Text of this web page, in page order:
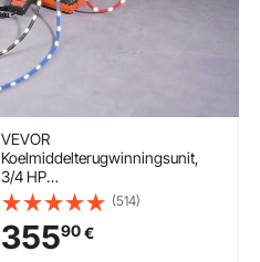
VEVOR
Koelmiddelterugwinningsunit,
3/4 HP
Koelmiddelterugwinningsmachin
e 220-240 V, 4,85 lbs/min
Koelmiddelpompstation
Terugwinningsmachine
(514)
35590€